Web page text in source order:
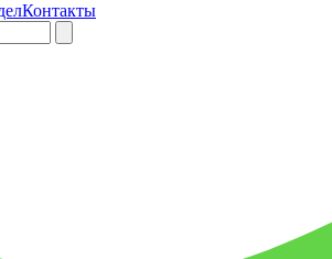
Контакты